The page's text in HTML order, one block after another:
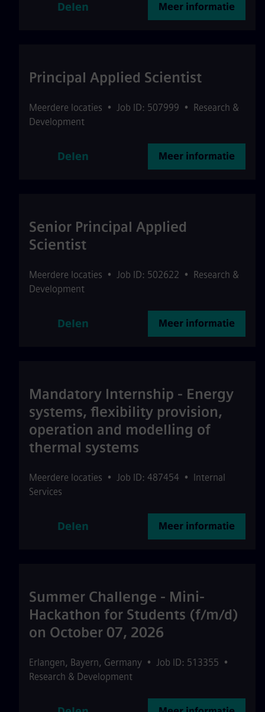
Delen Meer informatie
Principal Applied Scientist
Meerdere locaties • Job ID: 507999 • Research &
Development
Delen Meer informatie
Senior Principal Applied
Scientist
Meerdere locaties • Job ID: 502622 • Research &
Development
Delen Meer informatie
Mandatory Internship - Energy
systems, flexibility provision,
operation and modelling of
thermal systems
Meerdere locaties • Job ID: 487454 • Internal
Services
Delen Meer informatie
Summer Challenge - Mini-
Hackathon for Students (f/m/d)
on October 07, 2026
Erlangen, Bayern, Germany • Job ID: 513355 •
Research & Development